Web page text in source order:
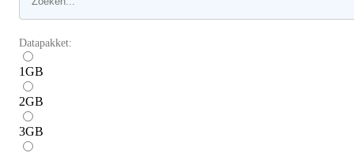
Datapakket:
1GB
2GB
3GB